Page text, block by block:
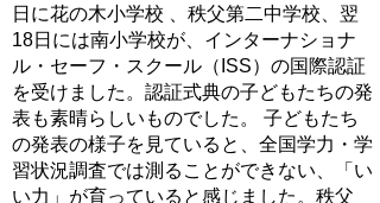
日に花の木小学校 、秩父第二中学校、翌
18日には南小学校が、インターナショナ
ル・セーフ・スクール（ISS）の国際認証
を受けました。認証式典の子どもたちの発
表も素晴らしいものでした。 子どもたち
の発表の様子を見ていると、全国学力・学
習状況調査では測ることができない、「い
い力」が育っていると感じました。秩父